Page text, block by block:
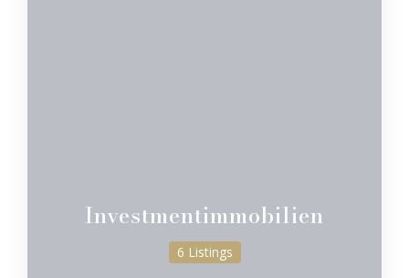
Investmentimmobilien
6 Listings